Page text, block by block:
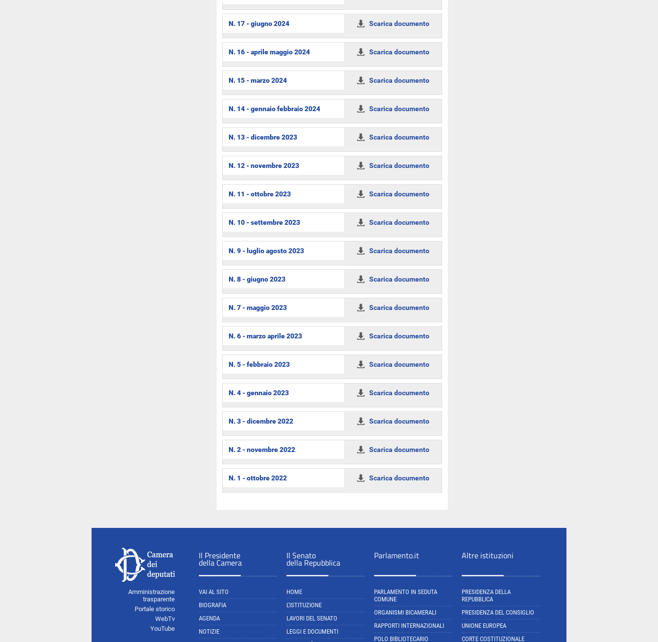
N. 17 - giugno 2024 Scarica documento
N. 16 - aprile maggio 2024 Scarica documento
N. 15 - marzo 2024 Scarica documento
N. 14 - gennaio febbraio 2024 Scarica documento
N. 13 - dicembre 2023 Scarica documento
N. 12 - novembre 2023 Scarica documento
N. 11 - ottobre 2023 Scarica documento
N. 10 - settembre 2023 Scarica documento
N. 9 - luglio agosto 2023 Scarica documento
N. 8 - giugno 2023 Scarica documento
N. 7 - maggio 2023 Scarica documento
N. 6 - marzo aprile 2023 Scarica documento
N. 5 - febbraio 2023 Scarica documento
N. 4 - gennaio 2023 Scarica documento
N. 3 - dicembre 2022 Scarica documento
N. 2 - novembre 2022 Scarica documento
N. 1 - ottobre 2022 Scarica documento
Amministrazione
trasparente
Portale storico
WebTv
YouTube
Il Presidente
della Camera
VAI AL SITO
BIOGRAFIA
AGENDA
NOTIZIE
Il Senato
della Repubblica
HOME
L'ISTITUZIONE
LAVORI DEL SENATO
LEGGI E DOCUMENTI
Parlamento.it
PARLAMENTO IN SEDUTA
COMUNE
ORGANISMI BICAMERALI
RAPPORTI INTERNAZIONALI
POLO BIBLIOTECARIO
Altre istituzioni
PRESIDENZA DELLA
REPUBBLICA
PRESIDENZA DEL CONSIGLIO
UNIONE EUROPEA
CORTE COSTITUZIONALE